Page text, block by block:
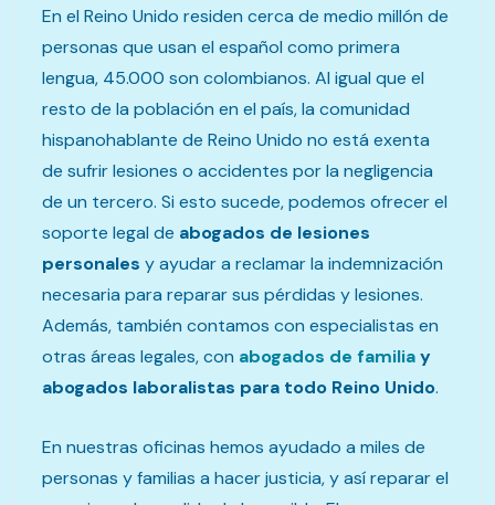
En el Reino Unido residen cerca de medio millón de
personas que usan el español como primera
lengua, 45.000 son colombianos. Al igual que el
resto de la población en el país, la comunidad
hispanohablante de Reino Unido no está exenta
de sufrir lesiones o accidentes por la negligencia
de un tercero. Si esto sucede, podemos ofrecer el
soporte legal de abogados de lesiones
personales y ayudar a reclamar la indemnización
necesaria para reparar sus pérdidas y lesiones.
Además, también contamos con especialistas en
otras áreas legales, con abogados de familiay
abogados laboralistas para todo Reino Unido.
En nuestras oficinas hemos ayudado a miles de
personas y familias a hacer justicia, y así reparar el